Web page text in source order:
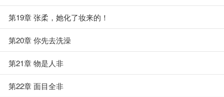
第19章 张柔，她化了妆来的！
第20章 你先去洗澡
第21章 物是人非
第22章 面目全非